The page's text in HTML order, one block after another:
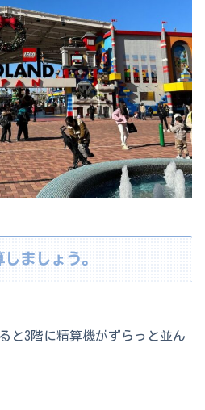
ましょう。
と3階に精算機がずらっと並ん